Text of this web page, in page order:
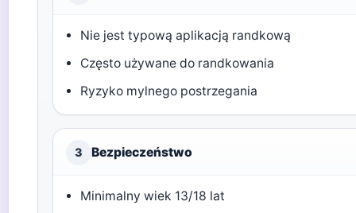
Nie jest typową aplikacją randkową
Często używane do randkowania
Ryzyko mylnego postrzegania
3 Bezpieczeństwo
Minimalny wiek 13/18 lat